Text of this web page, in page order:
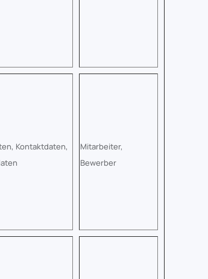
Kontaktdaten,
Mitarbeiter,
Bewerber